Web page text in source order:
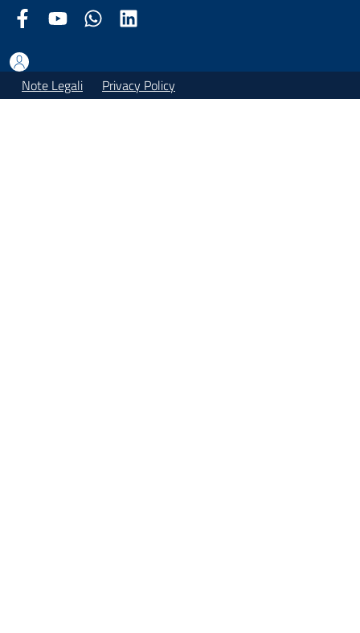
Facebook Comune di Arezzo
Youtube Comune di Arezzo
Twitter Comune di Arezzo
Note Legali Privacy Policy